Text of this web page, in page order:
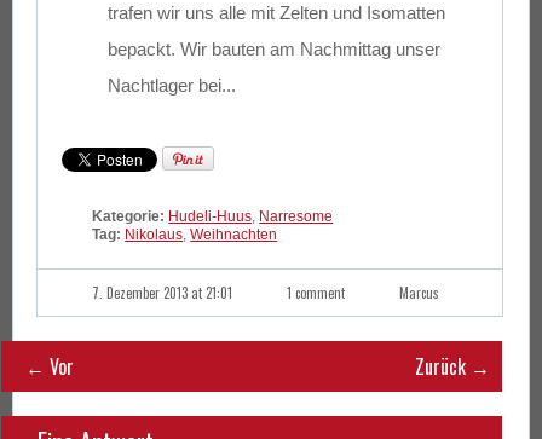
trafen wir uns alle mit Zelten und Isomatten
bepackt. Wir bauten am Nachmittag unser
Nachtlager bei...
Kategorie: Hudeli-Huus, Narresome
Tag: Nikolaus,Weihnachten
7. Dezember 2013 at 21:01 1 comment Marcus
← Vor Zurück →